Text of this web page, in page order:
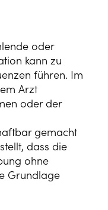
oder
kann zu
führen. Im
Arzt
oder der
gemacht
dass die
ohne
Grundlage